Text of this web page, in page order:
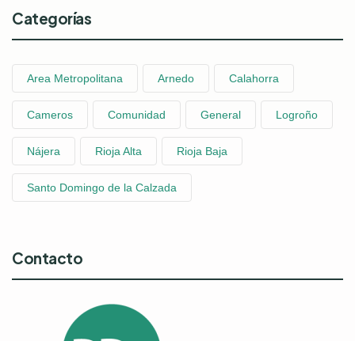
Categorías
Area Metropolitana Arnedo Calahorra
Cameros Comunidad General Logroño
Nájera Rioja Alta Rioja Baja
Santo Domingo de la Calzada
Contacto